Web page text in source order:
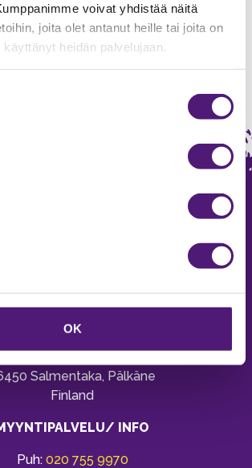
voivat yhdistää näitä
joita olet antanut heille tai joita on
heidän palvelujaan.
OK
SAPPEE RESORT
Salmentaka, Pälkäne
Finland
INFO
Puh: 020 755 9970